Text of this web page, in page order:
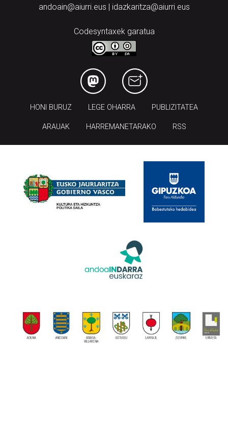
andoain@aiurri.eus | idazkaritza@aiurri.eus
Codesyntaxek garatua
HONI BURUZ LEGE OHARRA PUBLIZITATEA
ARAUAK HARREMANETARAKO RSS